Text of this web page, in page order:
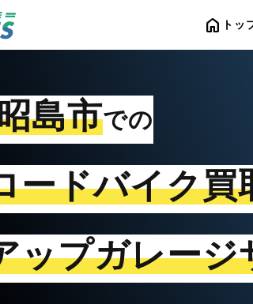
home トッ
島市での
ードバイク買
ップガレージ